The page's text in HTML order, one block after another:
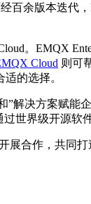
百余版本迭代
。EMQX
Cloud 则可
的选择。
解决方案赋能
世界级开源软
合作，共同打